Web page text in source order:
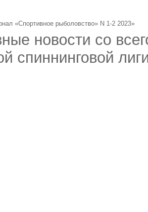
«Спортивное рыболовство» N 1-2 2023»
новости со
спиннинговой